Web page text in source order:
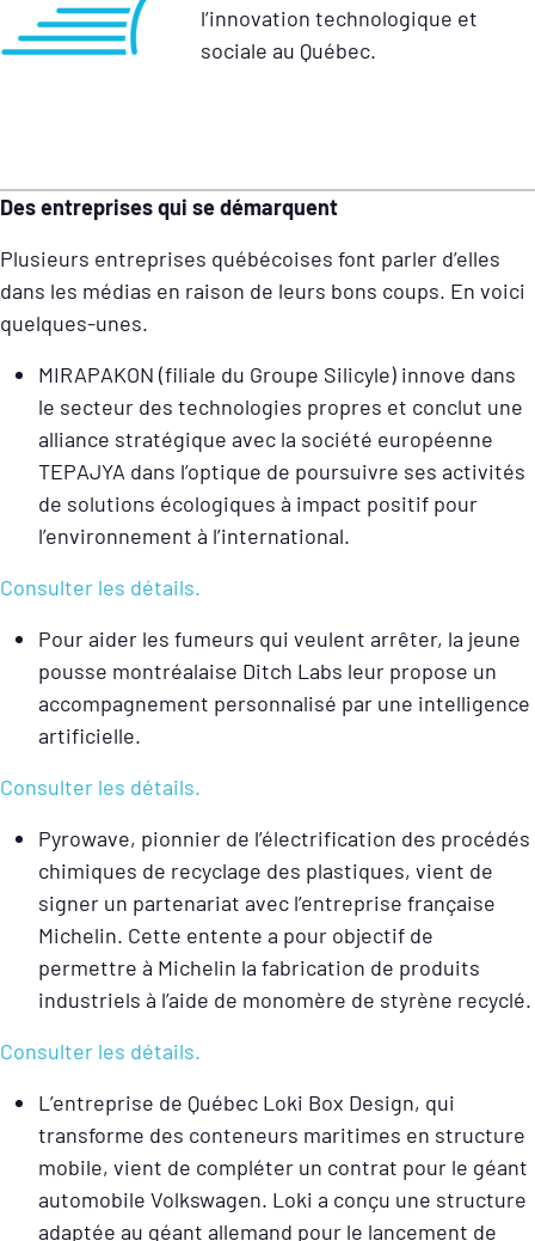
l’innovation technologique et
sociale au Québec.
Des entreprises qui se démarquent
Plusieurs entreprises québécoises font parler d’elles
dans les médias en raison de leurs bons coups. En voici
quelques-unes.
MIRAPAKON (filiale du Groupe Silicyle) innove dans
le secteur des technologies propres et conclut une
alliance stratégique avec la société européenne
TEPAJYA dans l’optique de poursuivre ses activités
de solutions écologiques à impact positif pour
l’environnement à l’international.
Consulter les détails.
Pour aider les fumeurs qui veulent arrêter, la jeune
pousse montréalaise Ditch Labs leur propose un
accompagnement personnalisé par une intelligence
artificielle.
Consulter les détails.
Pyrowave, pionnier de l’électrification des procédés
chimiques de recyclage des plastiques, vient de
signer un partenariat avec l’entreprise française
Michelin. Cette entente a pour objectif de
permettre à Michelin la fabrication de produits
industriels à l’aide de monomère de styrène recyclé.
Consulter les détails.
L’entreprise de Québec Loki Box Design, qui
transforme des conteneurs maritimes en structure
mobile, vient de compléter un contrat pour le géant
automobile Volkswagen. Loki a conçu une structure
adaptée au géant allemand pour le lancement de